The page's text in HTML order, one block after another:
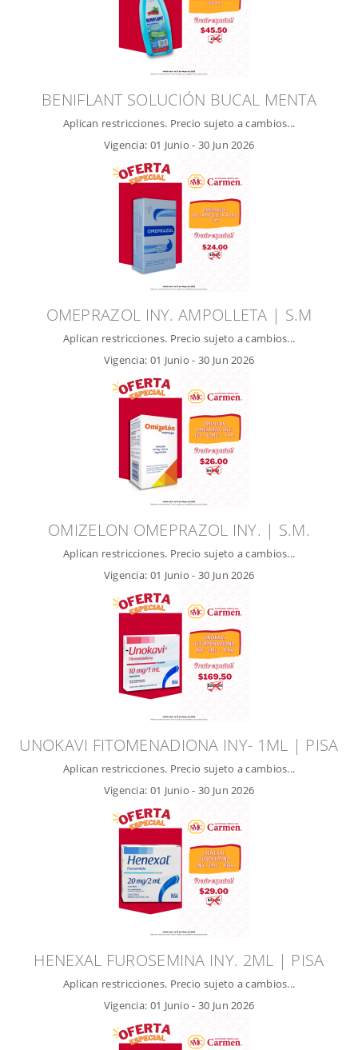
BENIFLANT SOLUCIÓN BUCAL MENTA
Aplican restricciones. Precio sujeto a cambios...
Vigencia: 01 Junio - 30 Jun 2026
OMEPRAZOL INY. AMPOLLETA | S.M
Aplican restricciones. Precio sujeto a cambios...
Vigencia: 01 Junio - 30 Jun 2026
OMIZELON OMEPRAZOL INY. | S.M.
Aplican restricciones. Precio sujeto a cambios...
Vigencia: 01 Junio - 30 Jun 2026
UNOKAVI FITOMENADIONA INY- 1ML | PISA
Aplican restricciones. Precio sujeto a cambios...
Vigencia: 01 Junio - 30 Jun 2026
HENEXAL FUROSEMINA INY. 2ML | PISA
Aplican restricciones. Precio sujeto a cambios...
Vigencia: 01 Junio - 30 Jun 2026